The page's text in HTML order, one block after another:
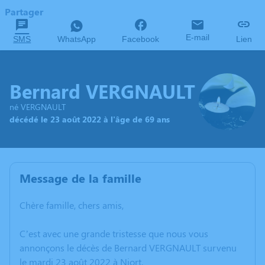
Partager
SMS WhatsApp Facebook E-mail Lien
Bernard VERGNAULT
né VERGNAULT
décédé le 23 août 2022 à l'âge de 69 ans
Message de la famille
Chère famille, chers amis,
C’est avec une grande tristesse que nous vous
annonçons le décès de Bernard VERGNAULT survenu
le mardi 23 août 2022 à Niort.